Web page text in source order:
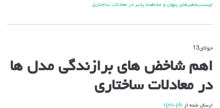
چيست,متغیرهای پنهان و مشاهده پذیر در معادلات ساختاری
جولای13
اهم
های
برازندگی
ها
اهم شاخض های برازندگی مدل ها
در معادلات ساختاری
ارسال شده از spss-pls